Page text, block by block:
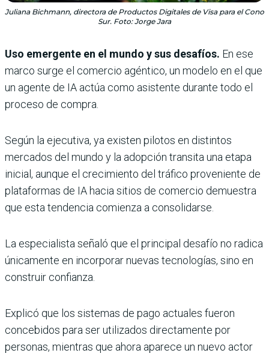
Juliana Bichmann, directora de Productos Digitales de Visa para el Cono
Sur. Foto: Jorge Jara
Uso emergente en el mundo y sus desafíos. En ese
marco surge el comercio agéntico, un modelo en el que
un agente de IA actúa como asistente durante todo el
proceso de compra.
Según la ejecutiva, ya existen pilotos en distintos
mercados del mundo y la adopción transita una etapa
inicial, aunque el crecimiento del tráfico proveniente de
plataformas de IA hacia sitios de comercio demuestra
que esta tendencia comienza a consolidarse.
La especialista señaló que el principal desafío no radica
únicamente en incorporar nuevas tecnologías, sino en
construir confianza.
Explicó que los sistemas de pago actuales fueron
concebidos para ser utilizados directamente por
personas, mientras que ahora aparece un nuevo actor